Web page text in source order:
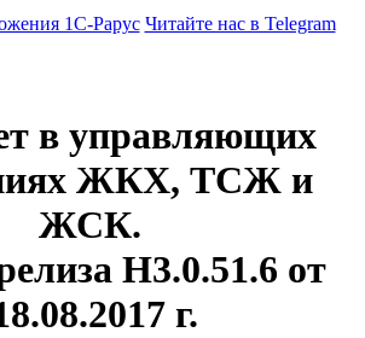
1С-Рарус Читайте нас в Telegram
в управляющих
ЖКХ, ТСЖ и
ЖСК.
Н3.0.51.6 от
г.